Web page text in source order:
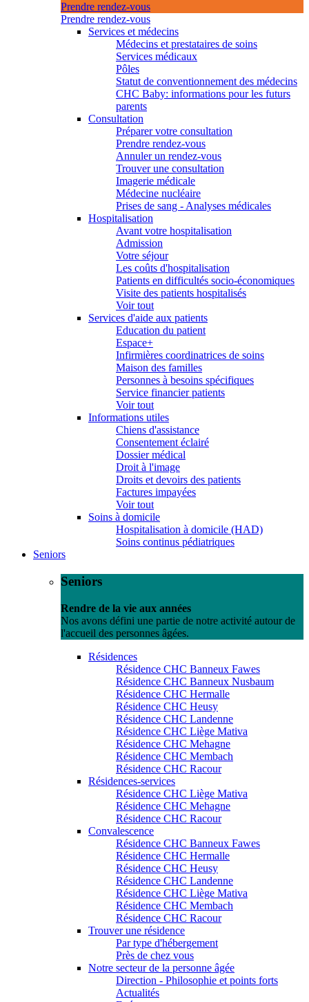
Prendre rendez-vous
Prendre rendez-vous
Services et médecins
Médecins et prestataires de soins
Services médicaux
Pôles
Statut de conventionnement des médecins
CHC Baby: informations pour les futurs
parents
Consultation
Préparer votre consultation
Prendre rendez-vous
Annuler un rendez-vous
Trouver une consultation
Imagerie médicale
Médecine nucléaire
Prises de sang - Analyses médicales
Hospitalisation
Avant votre hospitalisation
Admission
Votre séjour
Les coûts d'hospitalisation
Patients en difficultés socio-économiques
Visite des patients hospitalisés
Voir tout
Services d'aide aux patients
Education du patient
Espace+
Infirmières coordinatrices de soins
Maison des familles
Personnes à besoins spécifiques
Service financier patients
Voir tout
Informations utiles
Chiens d'assistance
Consentement éclairé
Dossier médical
Droit à l'image
Droits et devoirs des patients
Factures impayées
Voir tout
Soins à domicile
Hospitalisation à domicile (HAD)
Soins continus pédiatriques
Seniors
Seniors
Rendre de la vie aux années
Nos avons défini une partie de notre activité autour de
l'accueil des personnes âgées.
Résidences
Résidence CHC Banneux Fawes
Résidence CHC Banneux Nusbaum
Résidence CHC Hermalle
Résidence CHC Heusy
Résidence CHC Landenne
Résidence CHC Liège Mativa
Résidence CHC Mehagne
Résidence CHC Membach
Résidence CHC Racour
Résidences-services
Résidence CHC Liège Mativa
Résidence CHC Mehagne
Résidence CHC Racour
Convalescence
Résidence CHC Banneux Fawes
Résidence CHC Hermalle
Résidence CHC Heusy
Résidence CHC Landenne
Résidence CHC Liège Mativa
Résidence CHC Membach
Résidence CHC Racour
Trouver une résidence
Par type d'hébergement
Près de chez vous
Notre secteur de la personne âgée
Direction - Philosophie et points forts
Actualités